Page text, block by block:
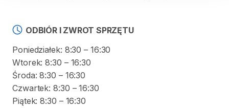
ODBIÓR I ZWROT SPRZĘTU
Poniedziałek: 8:30 – 16:30
Wtorek: 8:30 – 16:30
Środa: 8:30 – 16:30
Czwartek: 8:30 – 16:30
Piątek: 8:30 – 16:30